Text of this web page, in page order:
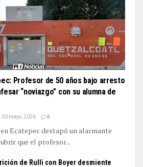
Profesor de 50 años bajo arresto
“noviazgo” con su alumna de
30 mayo, 2026 0
Ecatepec destapó un alarmante
que el profesor...
de Rulli con Boyer desmiente